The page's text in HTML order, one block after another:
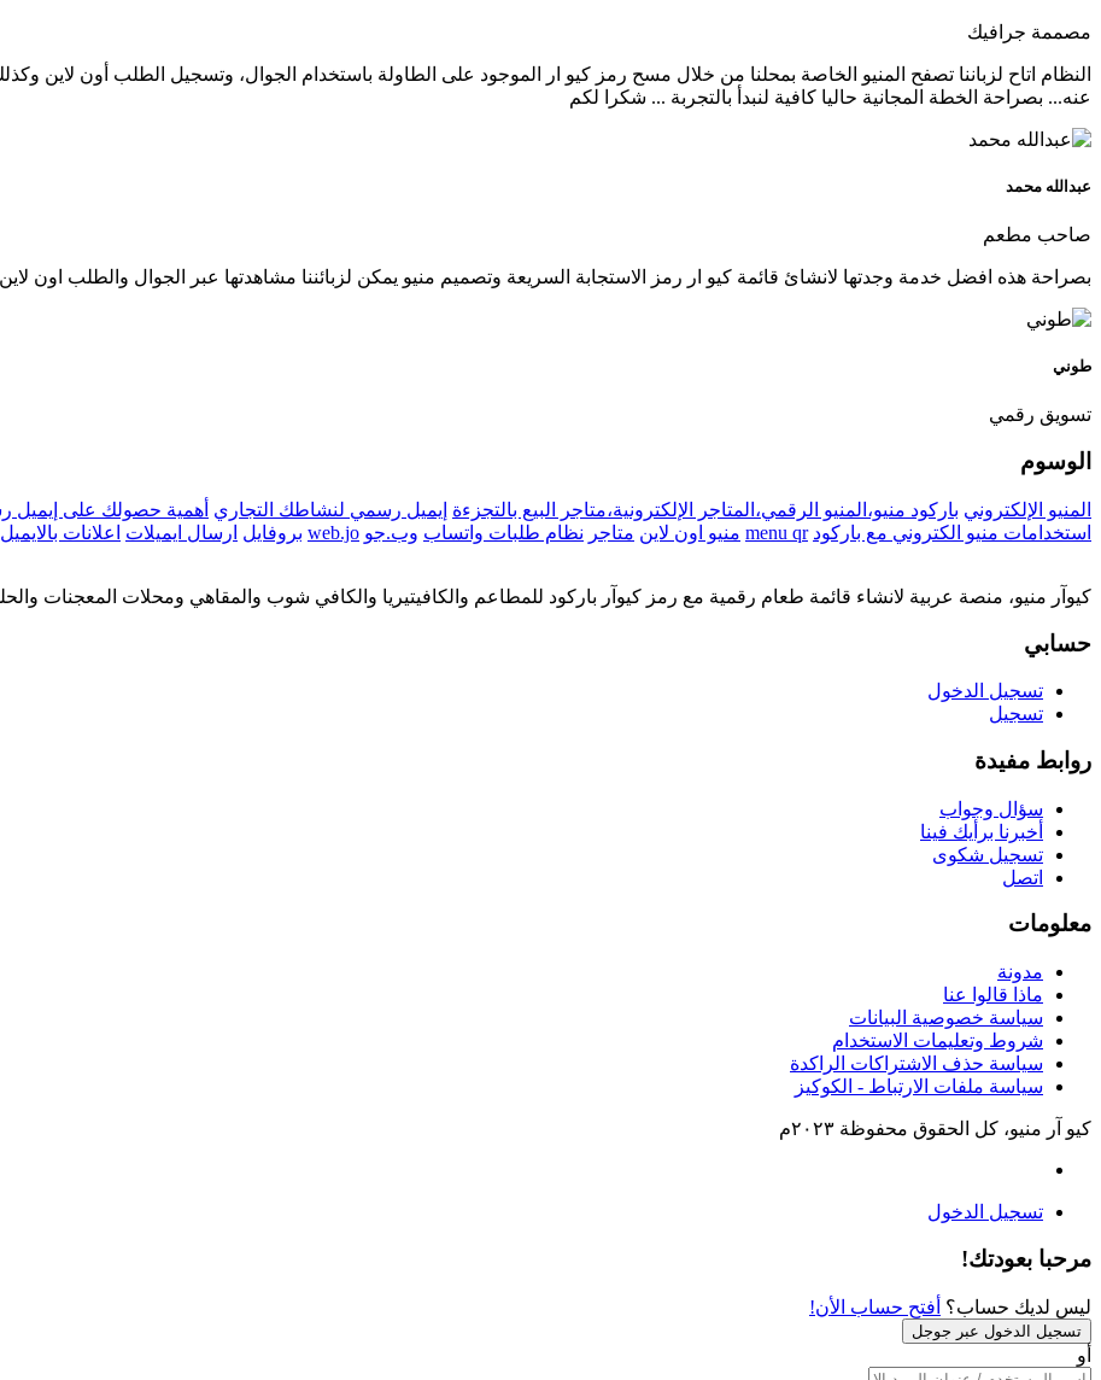
مصممة جرافيك
النظام اتاح لزباننا تصفح المنيو الخاصة بمحلنا من خلال مسح رمز كيو ار الموجود على الطاولة باستخدام الجوال، وتسجيل الطلب أون
عنه... بصراحة الخطة المجانية حاليا كافية لنبدأ بالتجربة ... شكرا لكم
عبدالله محمد
صاحب مطعم
بصراحة هذه افضل خدمة وجدتها لانشائ قائمة كيو ار رمز الاستجابة السريعة وتصميم منيو يمكن لزبائننا مشاهدتها عبر الجوال والطلب اون
طوني
تسويق رقمي
الوسوم
المنيو الإلكتروني باركود منيو،المنيو الرقمي،المتاجر الإلكترونية،متاجر البيع بالتجزءة إيميل رسمي لنشاطك التجاري أهمية حصولك على إيميل
استخدامات منيو الكتروني مع باركود menu qr منيو اون لاين متاجر نظام طلبات واتساب وب.جو web.jo بروفايل ارسال ايميلات اعلانات بالايميل
كيوآر منيو، منصة عربية لانشاء قائمة طعام رقمية مع رمز كيوآر باركود للمطاعم والكافيتيريا والكافي شوب والمقاهي ومحلات المعجنات
حسابي
تسجيل الدخول
تسجيل
روابط مفيدة
سؤال وجواب
أخبرنا برأيك فينا
تسجيل شكوى
اتصل
معلومات
مدونة
ماذا قالوا عنا
سياسة خصوصية البيانات
شروط وتعليمات الاستخدام
سياسة حذف الاشتراكات الراكدة
سياسة ملفات الارتباط - الكوكيز
كيو آر منيو، كل الحقوق محفوظة ٢٠٢٣م
تسجيل الدخول
مرحبا بعودتك!
ليس لديك حساب؟ أفتح حساب الأن!
تسجيل الدخول عبر جوجل
أو